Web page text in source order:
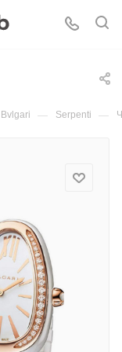
Bvlgari — Serpenti —